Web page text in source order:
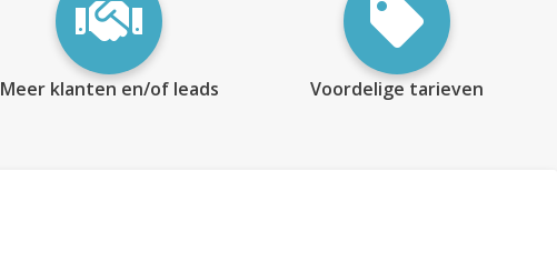
Meer klanten en/of leads Voordelige tarieven